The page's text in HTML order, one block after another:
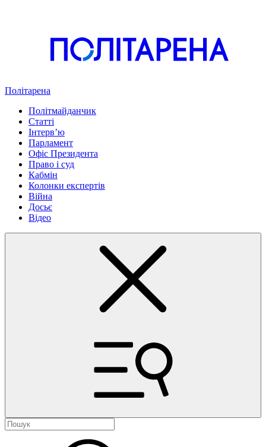
Політарена
Політмайданчик
Статті
Інтервʼю
Парламент
Офіс Президента
Право і суд
Кабмін
Колонки експертів
Війна
Досьє
Відео